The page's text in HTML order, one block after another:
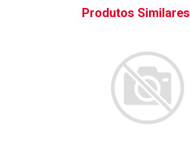
Produtos Similares